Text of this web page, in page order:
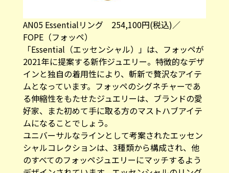
AN05 Essentialリング 254,100円(税込)／
FOPE（フォッペ）
「Essential（エッセンシャル）」は、フォッペが
2021年に提案する新作ジュエリー。特徴的なデザ
インと独自の着用性により、斬新で贅沢なアイテ
ムとなっています。フォッペのシグネチャーであ
る伸縮性をもたせたジュエリーは、ブランドの愛
好家、また初めて手に取る方のマストハブアイテ
ムになることでしょう。
ユニバーサルなラインとして考案されたエッセン
シャルコレクションは、3種類から構成され、他
のすべてのフォッペジュエリーにマッチするよう